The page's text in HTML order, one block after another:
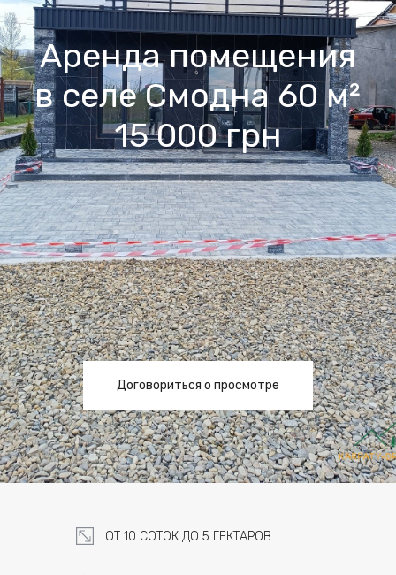
Аренда помещения
в селе Смодна 60 м²
15 000 грн
Договориться о просмотре
ОТ 10 СОТОК ДО 5 ГЕКТАРОВ